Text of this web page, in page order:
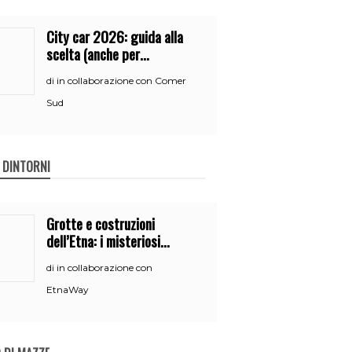
City car 2026: guida alla
scelta (anche per
neopatentati)
di in collaborazione con Comer
Sud
Grotte e costruzioni
dell’Etna: i misteriosi
di in collaborazione con
EtnaWay